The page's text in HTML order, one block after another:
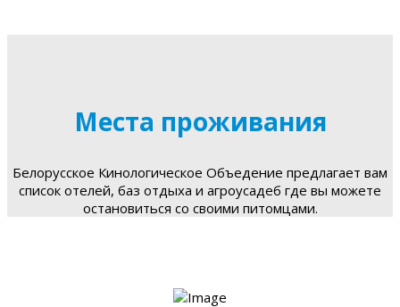
Места проживания
Белорусское Кинологическое Объедение предлагает вам
список отелей, баз отдыха и агроусадеб где вы можете
остановиться со своими питомцами.